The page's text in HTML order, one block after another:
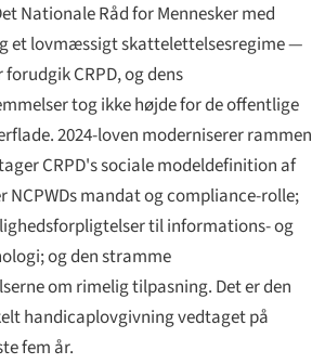
Nationale Råd for Mennesker med
et lovmæssigt skattelettelsesregime —
CRPD, og dens
tog ikke højde for de offentlige
2024-loven moderniserer rammen
CRPD's sociale model­definition af
NCPWDs mandat og compliance-rolle;
til informations- og
og den stramme
om rimelig tilpasning. Det er den
handicaplovgivning vedtaget på
fem år.